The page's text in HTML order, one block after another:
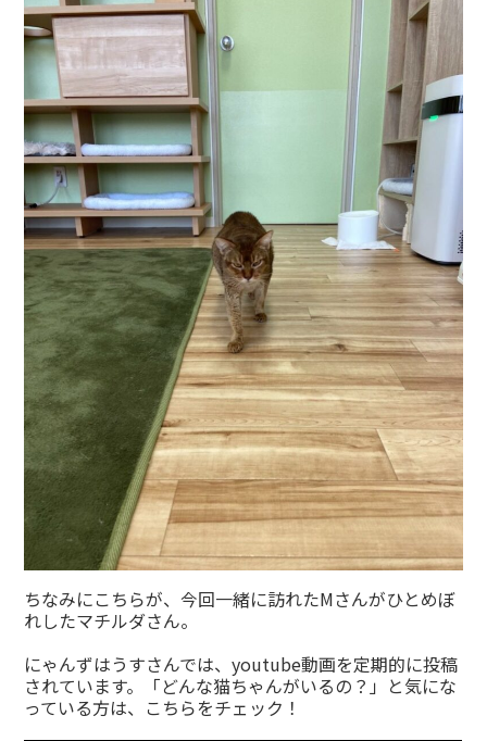
ちなみにこちらが、今回一緒に訪れたMさんがひとめぼ
れしたマチルダさん。
にゃんずはうすさんでは、youtube動画を定期的に投稿
されています。「どんな猫ちゃんがいるの？」と気にな
っている方は、こちらをチェック！